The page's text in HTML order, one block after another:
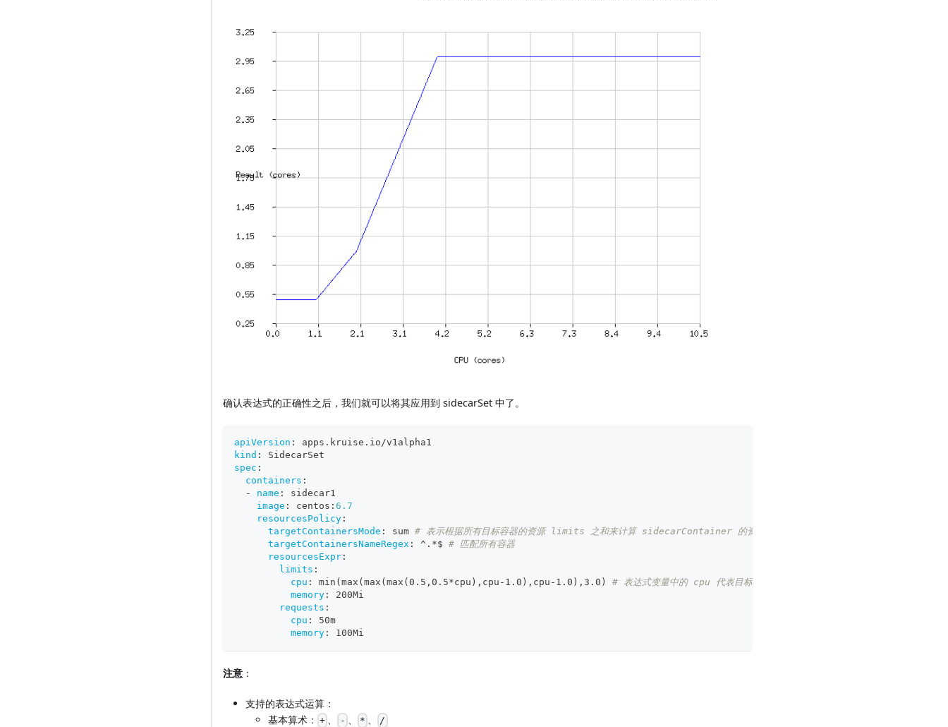
确认表达式的正确性之后，我们就可以将其应用到 sidecarSet 中了。
apiVersion :
apps.kruise.io/v1alpha1
kind :
SidecarSet
spec :
containers :
-
name :
sidecar1
image : centos : 6.7
resourcesPolicy :
targetContainersMode : sum # 表示根据所有目标容器的资源 limits 之和来计算 sidecarContainer 的资源
targetContainersNameRegex : ^. *$ # 匹配所有容器
resourcesExpr :
limits :
cpu : min(max(max(max(0.5 , 0.5*cpu) , cpu - 1.0) , cpu - 1.0) , 3.0) # 表达式变量中的 cpu 代表目标容器的 cpu 资源 limits 之和，它值的
memory :
200Mi
requests :
cpu :
50m
memory : 100Mi
注意 ：
支持的表达式运算：
基本算术：
+ 、 - 、 * 、 /